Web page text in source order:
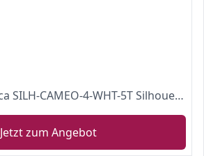
Silhouette America SILH-CAMEO-4-WHT-5T Silhouette Cameo 4 Schneideplotter
Jetzt zum Angebot